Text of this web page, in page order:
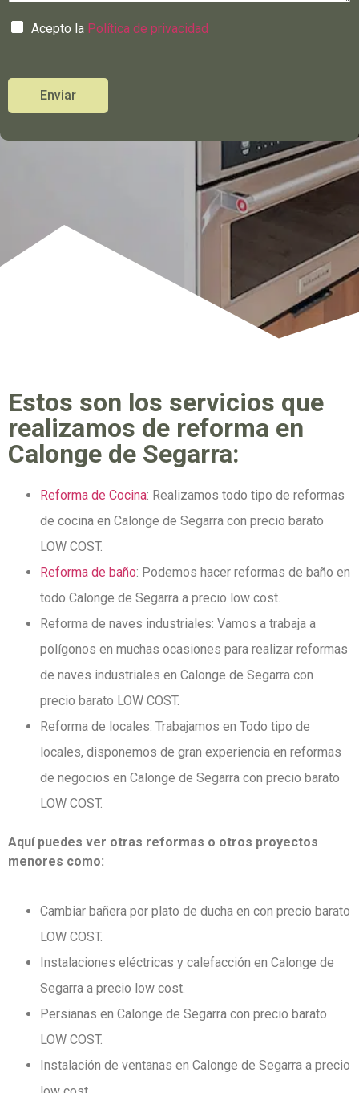
Acepto la Política de privacidad
Enviar
Estos son los servicios que
realizamos de reforma en
Calonge de Segarra:
Reforma de Cocina: Realizamos todo tipo de reformas
de cocina en Calonge de Segarra con precio barato
LOW COST.
Reforma de baño: Podemos hacer reformas de baño en
todo Calonge de Segarra a precio low cost.
Reforma de naves industriales: Vamos a trabaja a
polígonos en muchas ocasiones para realizar reformas
de naves industriales en Calonge de Segarra con
precio barato LOW COST.
Reforma de locales: Trabajamos en Todo tipo de
locales, disponemos de gran experiencia en reformas
de negocios en Calonge de Segarra con precio barato
LOW COST.
Aquí puedes ver otras reformas o otros proyectos
menores como:
Cambiar bañera por plato de ducha en con precio barato
LOW COST.
Instalaciones eléctricas y calefacción en Calonge de
Segarra a precio low cost.
Persianas en Calonge de Segarra con precio barato
LOW COST.
Instalación de ventanas en Calonge de Segarra a precio